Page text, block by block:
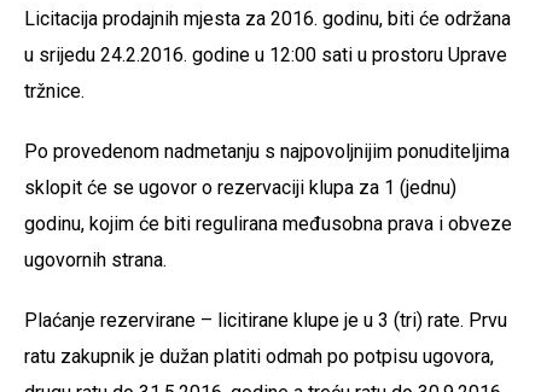
Licitacija prodajnih mjesta za 2016. godinu, biti će održana
u srijedu 24.2.2016. godine u 12:00 sati u prostoru Uprave
tržnice.
Po provedenom nadmetanju s najpovoljnijim ponuditeljima
sklopit će se ugovor o rezervaciji klupa za 1 (jednu)
godinu, kojim će biti regulirana međusobna prava i obveze
ugovornih strana.
Plaćanje rezervirane – licitirane klupe je u 3 (tri) rate. Prvu
ratu zakupnik je dužan platiti odmah po potpisu ugovora,